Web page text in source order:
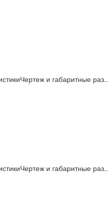
и габаритные раз..
и габаритные раз..